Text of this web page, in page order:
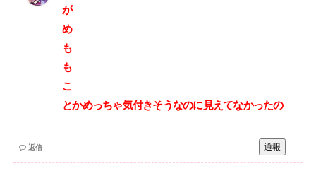
が‌
め‌
も‌
も‌
こ‌
とかめっちゃ気付きそうなのに見えてなかったの
通報
返信